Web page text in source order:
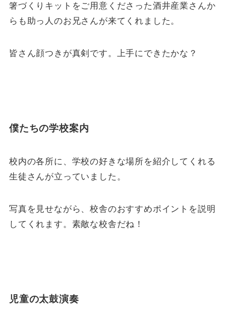
箸づくりキットをご用意くださった酒井産業さんか
らも助っ人のお兄さんが来てくれました。
皆さん顔つきが真剣です。上手にできたかな？
僕たちの学校案内
校内の各所に、学校の好きな場所を紹介してくれる
生徒さんが立っていました。
写真を見せながら、校舎のおすすめポイントを説明
してくれます。素敵な校舎だね！
児童の太鼓演奏